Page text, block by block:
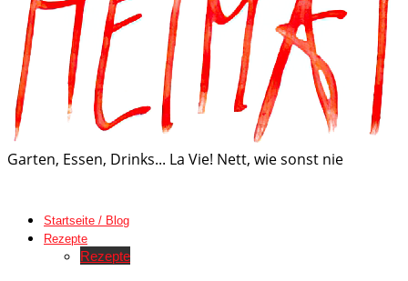
Garten, Essen, Drinks... La Vie! Nett, wie sonst nie
Startseite / Blog
Rezepte
Rezepte